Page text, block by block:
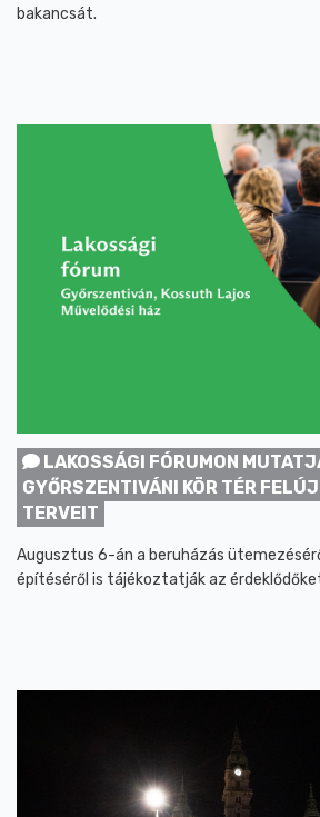
bakancsát.
LAKOSSÁGI FÓRUMON
GYŐRSZENTIVÁNI KÖR TÉR
TERVEIT
Augusztus 6-án a beruházás
építéséről is tájékoztatják az